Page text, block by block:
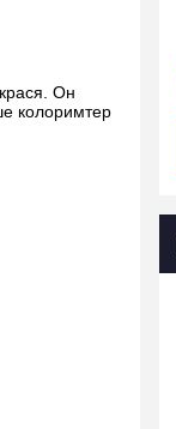
Он
колоримтер